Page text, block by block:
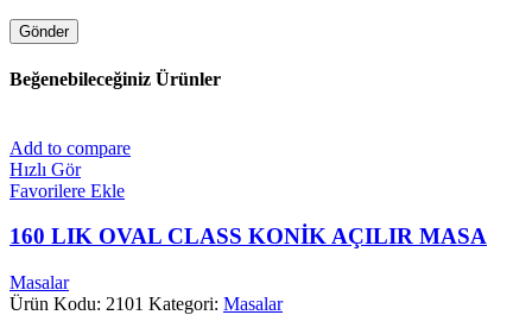
Beğenebileceğiniz Ürünler
Add to compare
Hızlı Gör
Favorilere Ekle
160 LIK OVAL CLASS KONİK AÇILIR MASA
Masalar
Ürün Kodu: 2101 Kategori: Masalar